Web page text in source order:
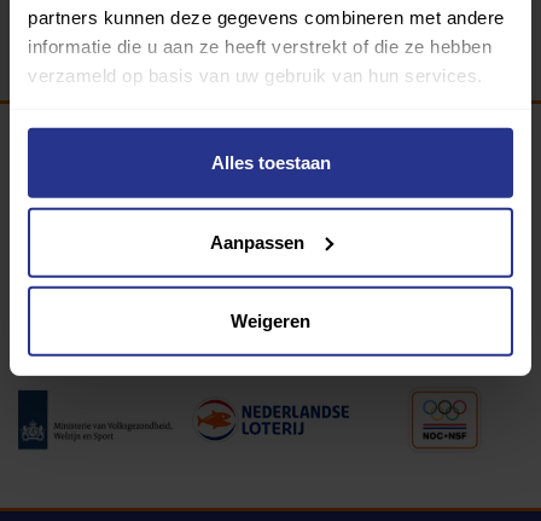
partners kunnen deze gegevens combineren met andere
informatie die u aan ze heeft verstrekt of die ze hebben
verzameld op basis van uw gebruik van hun services.
Alles toestaan
Aanpassen
Weigeren
340 gemeenten
Partners: